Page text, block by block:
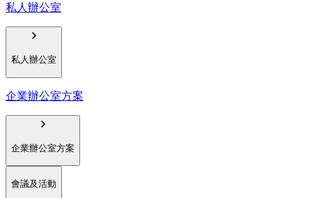
私人辦公室
私人辦公室
企業辦公室方案
企業辦公室方案
會議及活動